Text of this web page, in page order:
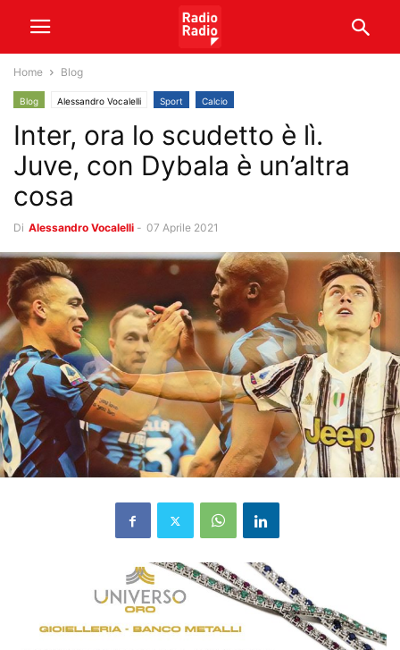
Home Blog
Blog Alessandro Vocalelli Sport Calcio
Inter, ora lo scudetto è lì.
Juve, con Dybala è un’altra
cosa
Di Alessandro Vocalelli - 07 Aprile 2021